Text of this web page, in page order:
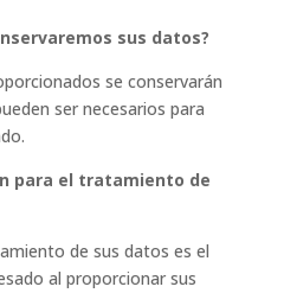
sus datos?
se conservarán
ser necesarios para
para el tratamiento de
de sus datos es el
al proporcionar sus